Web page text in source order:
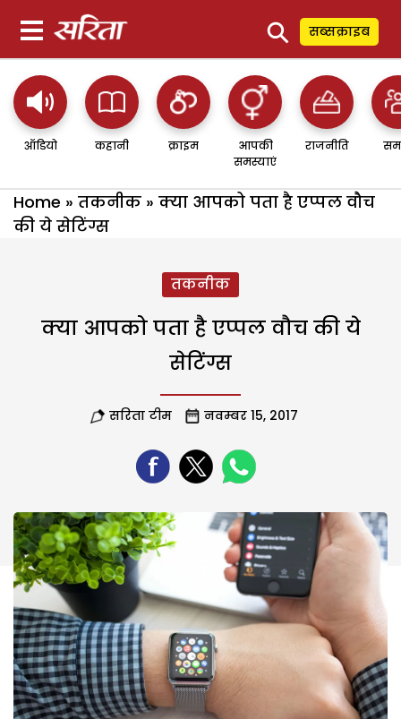
⚲ सब्सक्राइब
ऑडियो कहानी क्राइम
आपकी
समस्याएं
राजनीति
Home » तकनीक » क्या आपको पता है एप्पल वौच
की ये सेटिंग्स
तकनीक
क्या आपको पता है एप्पल वौच की ये
सेटिंग्स
सरिता टीम नवम्बर 15, 2017